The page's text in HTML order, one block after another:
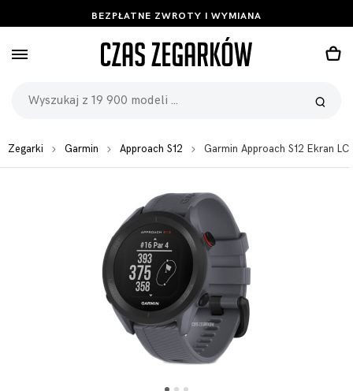
BEZPŁATNE ZWROTY I WYMIANA
Zegarki Garmin Approach S12 Garmin Approach S12 Ekran